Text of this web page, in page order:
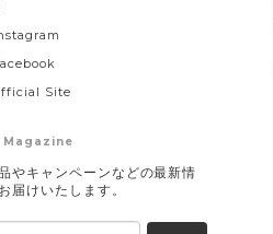
Site
Magazine
やキャンペーンなどの最新情
届けいたします。